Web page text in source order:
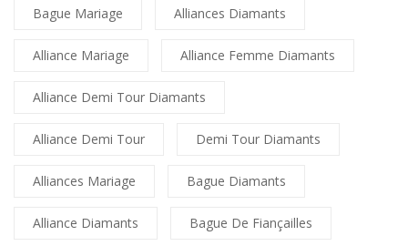
Bague Mariage Alliances Diamants
Alliance Mariage Alliance Femme Diamants
Alliance Demi Tour Diamants
Alliance Demi Tour Demi Tour Diamants
Alliances Mariage Bague Diamants
Alliance Diamants Bague De Fiançailles